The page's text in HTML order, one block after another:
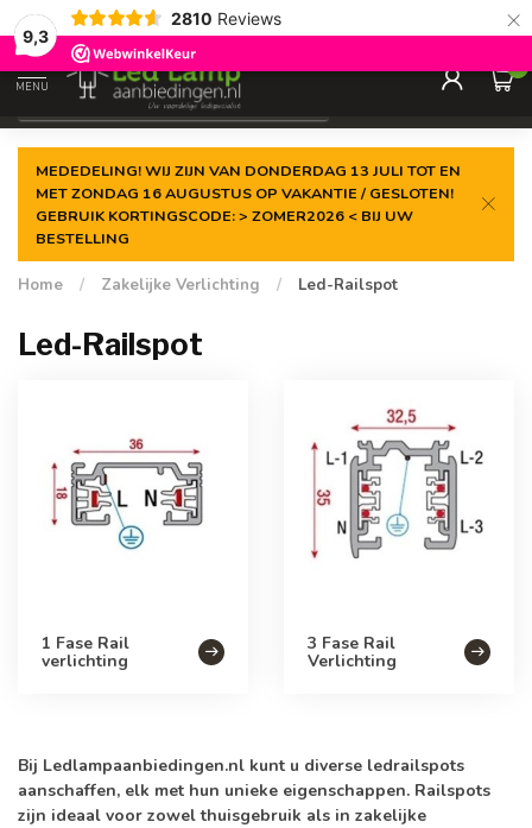
9,3
2810 Reviews ×
Gegarandeerde delaagste prijs
MENU
0
MEDEDELING! WIJ ZIJN VAN DONDERDAG 13 JULI TOT EN
MET ZONDAG 16 AUGUSTUS OP VAKANTIE / GESLOTEN!
GEBRUIK KORTINGSCODE: > ZOMER2026 < BIJ UW
BESTELLING
Home / Zakelijke Verlichting / Led-Railspot
Led-Railspot
1 Fase Rail
verlichting
3 Fase Rail
Verlichting
Bij Ledlampaanbiedingen.nl kunt u diverse ledrailspots
aanschaffen, elk met hun unieke eigenschappen. Railspots
zijn ideaal voor zowel thuisgebruik als in zakelijke